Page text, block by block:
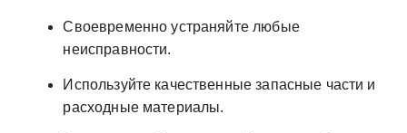
Своевременно устраняйте любые
неисправности.
Используйте качественные запасные части и
расходные материалы.